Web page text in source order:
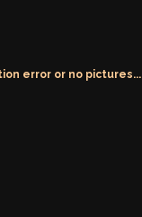
error or no pictures...